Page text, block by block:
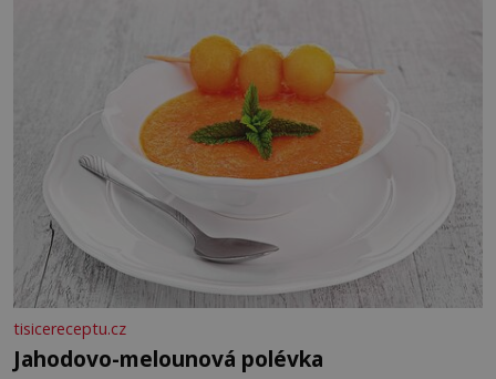
tisicereceptu.cz
Jahodovo-melounová polévka